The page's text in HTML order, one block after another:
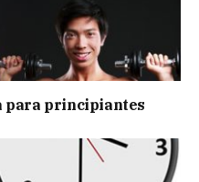
para principiantes